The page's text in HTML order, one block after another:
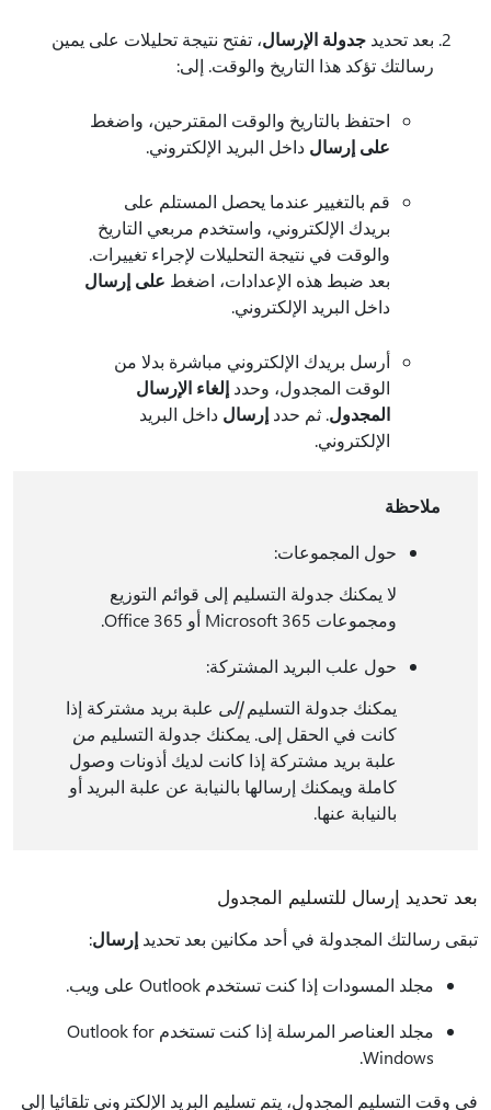
بعد تحديد جدولة الإرسال، تفتح نتيجة تحليلات على يمين
رسالتك تؤكد هذا التاريخ والوقت. إلى:
احتفظ بالتاريخ والوقت المقترحين، واضغط
على إرسال داخل البريد الإلكتروني.
قم بالتغيير عندما يحصل المستلم على
بريدك الإلكتروني، واستخدم مربعي التاريخ
والوقت في نتيجة التحليلات لإجراء تغييرات.
بعد ضبط هذه الإعدادات، اضغط على إرسال
داخل البريد الإلكتروني.
أرسل بريدك الإلكتروني مباشرة بدلا من
الوقت المجدول، وحدد إلغاء الإرسال
المجدول. ثم حدد إرسال داخل البريد
الإلكتروني.
ملاحظة
حول المجموعات:
لا يمكنك جدولة التسليم إلى قوائم التوزيع
ومجموعات Microsoft 365 أو Office 365.
حول علب البريد المشتركة:
يمكنك جدولة التسليمإلى علبة بريد مشتركة إذا
كانت في الحقل إلى. يمكنك جدولة التسليم من
علبة بريد مشتركة إذا كانت لديك أذونات وصول
كاملة ويمكنك إرسالها بالنيابة عن علبة البريد أو
بالنيابة عنها.
بعد تحديد إرسال للتسليم المجدول
تبقى رسالتك المجدولة في أحد مكانين بعد تحديد إرسال:
مجلد المسودات إذا كنت تستخدم Outlook على ويب.
مجلد العناصر المرسلة إذا كنت تستخدم Outlook for
Windows.
في وقت التسليم المجدول، يتم تسليم البريد الإلكتروني تلقائيا إلى